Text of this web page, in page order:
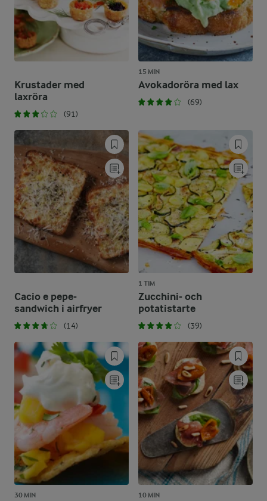
Krustader med
laxröra
(91)
15 MIN
Avokadoröra med lax
(69)
Cacio e pepe-
sandwich i airfryer
(14)
1 TIM
Zucchini- och
potatistarte
(39)
30 MIN 10 MIN